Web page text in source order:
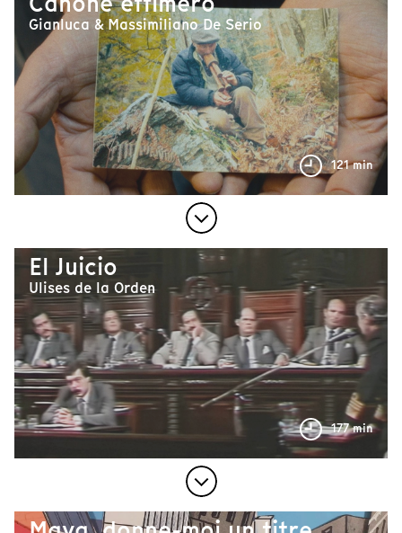
Gianluca & Massimiliano De Serio
121 min
El Juicio
Ulises de la Orden
177 min